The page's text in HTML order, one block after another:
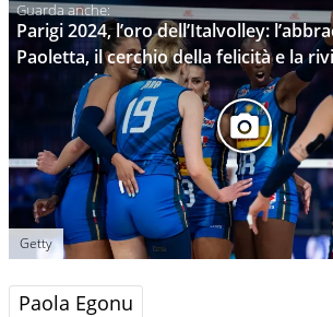
Parigi 2024, l’oro dell’Italvolley:
Paoletta, il cerchio della felicità e la
Getty
Paola Egonu